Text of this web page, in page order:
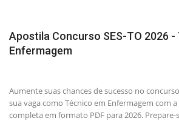
Apostila Concurso SES-TO 2026
Enfermagem
Aumente suas chances de sucesso no
sua vaga como Técnico em Enfermagem com
completa em formato PDF para 2026.